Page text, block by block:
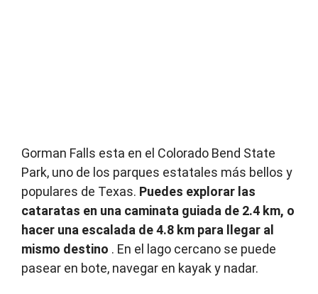
Gorman Falls esta en el Colorado Bend State
Park, uno de los parques estatales más bellos y
populares de Texas. Puedes explorar las
cataratas en una caminata guiada de 2.4 km, o
hacer una escalada de 4.8 km para llegar al
mismo destino . En el lago cercano se puede
pasear en bote, navegar en kayak y nadar.